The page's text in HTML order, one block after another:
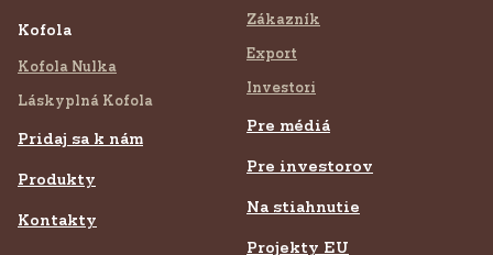
Kofola
Kofola Nulka
Láskyplná Kofola
Pridaj sa k nám
Produkty
Kontakty
Zákazník
Export
Investori
Pre médiá
Pre investorov
Na stiahnutie
Projekty EU